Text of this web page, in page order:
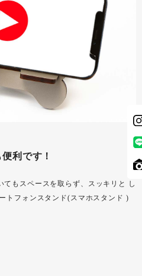
利です！
てもスペースを取らず、スッキリと し
トフォンスタンド(スマホスタンド )